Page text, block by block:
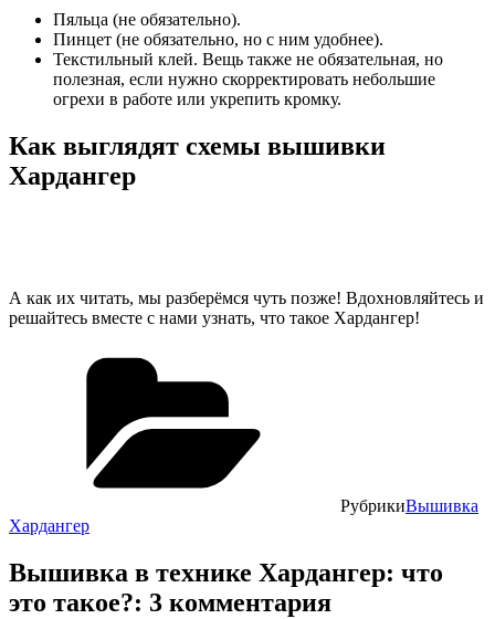
Пяльца (не обязательно).
Пинцет (не обязательно, но с ним удобнее).
Текстильный клей. Вещь также не обязательная, но
полезная, если нужно скорректировать небольшие
огрехи в работе или укрепить кромку.
Как выглядят схемы вышивки
Хардангер
А как их читать, мы разберёмся чуть позже! Вдохновляйтесь и
решайтесь вместе с нами узнать, что такое Хардангер!
РубрикиВышивка
Хардангер
Вышивка в технике Хардангер: что
это такое?: 3 комментария